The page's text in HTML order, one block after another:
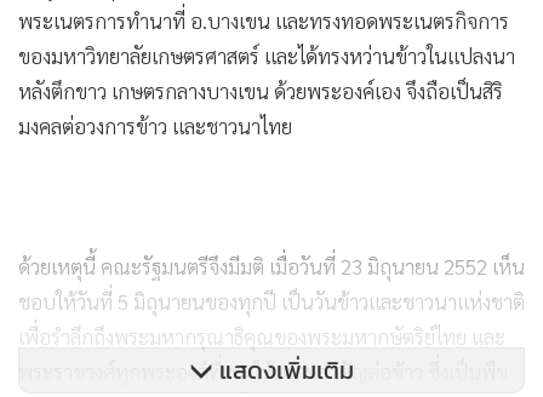
พระเนตรการทำนาที่ อ.บางเขน และทรงทอดพระเนตรกิจการ
ของมหาวิทยาลัยเกษตรศาสตร์ และได้ทรงหว่านข้าวในแปลงนา
หลังตึกขาว เกษตรกลางบางเขน ด้วยพระองค์เอง จึงถือเป็นสิริ
มงคลต่อวงการข้าว และชาวนาไทย
ด้วยเหตุนี้ คณะรัฐมนตรีจึงมีมติ เมื่อวันที่ 23 มิถุนายน 2552 เห็น
ชอบให้วันที่ 5 มิถุนายนของทุกปี เป็นวันข้าวและชาวนาแห่งชาติ
เพื่อรำลึกถึงพระมหากรุณาธิคุณของพระมหากษัตริย์ไทย และ
พระราชวงศ์ทุกพระองค์ที่ทรงให้ความสำคัญต่อข้าว ซึ่งเป็นพืช
แสดงเพิ่มเติม